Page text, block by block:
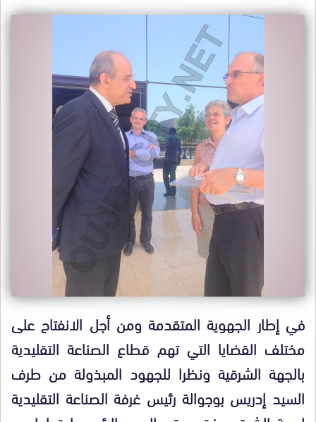
في إطار الجهوية المتقدمة ومن أجل الانفتاح على
مختلف القضايا التي تهم قطاع الصناعة التقليدية
بالجهة الشرقية ونظرا للجهود المبذولة من طرف
السيد إدريس بوجوالة رئيس غرفة الصناعة التقليدية